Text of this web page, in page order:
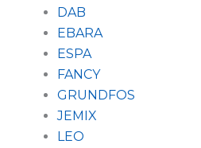
DAB
EBARA
ESPA
FANCY
GRUNDFOS
JEMIX
LEO